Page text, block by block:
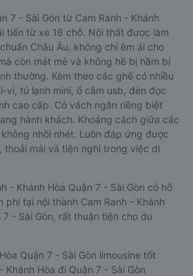
7 - Sài Gòn từ Cam Ranh - Khánh
tiến từ xe 16 chỗ. Nội thất được làm
Châu Âu, không chỉ êm ái cho
còn mát mẻ và không hề bị hầm bí
thường. Kèm theo các ghế có nhiều
vi, tủ lạnh mini, ổ cắm usb, đèn đọc
cao cấp. Có vách ngăn riêng biệt
hành khách. Khoảng cách giữa các
nhồi nhét. Luôn đáp ứng được
thoải mái và tiện nghi trong việc di
- Khánh Hòa Quận 7 - Sài Gòn có hỗ
tại nội thành Cam Ranh - Khánh
7 - Sài Gòn, rất thuận tiện cho du
Quận 7 - Sài Gòn limousine tốt
Khánh Hòa đi Quận 7 - Sài Gòn